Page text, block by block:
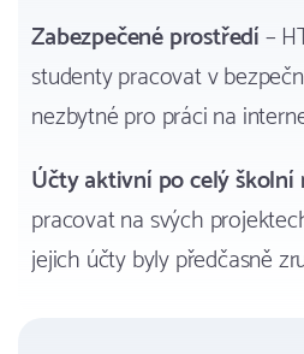
Zabezpečené prostředí–
studenty pracovat v
nezbytné pro práci na
Účty aktivní po celý školní
pracovat na svých
jejich účty byly předčasně